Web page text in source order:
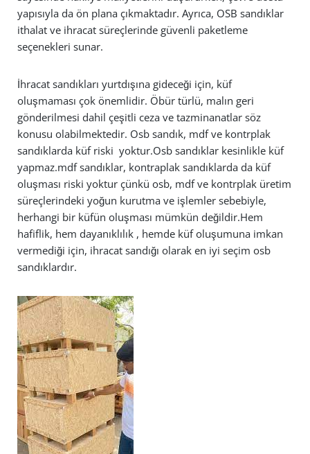
yapısıyla da ön plana çıkmaktadır. Ayrıca, OSB sandıklar
ithalat ve ihracat süreçlerinde güvenli paketleme
seçenekleri sunar.
İhracat sandıkları yurtdışına gideceği için, küf
oluşmaması çok önemlidir. Öbür türlü, malın geri
gönderilmesi dahil çeşitli ceza ve tazminanatlar söz
konusu olabilmektedir. Osb sandık, mdf ve kontrplak
sandıklarda küf riski yoktur.Osb sandıklar kesinlikle küf
yapmaz.mdf sandıklar, kontraplak sandıklarda da küf
oluşması riski yoktur çünkü osb, mdf ve kontrplak üretim
süreçlerindeki yoğun kurutma ve işlemler sebebiyle,
herhangi bir küfün oluşması mümkün değildir.Hem
hafiflik, hem dayanıklılık , hemde küf oluşumuna imkan
vermediği için, ihracat sandığı olarak en iyi seçim osb
sandıklardır.